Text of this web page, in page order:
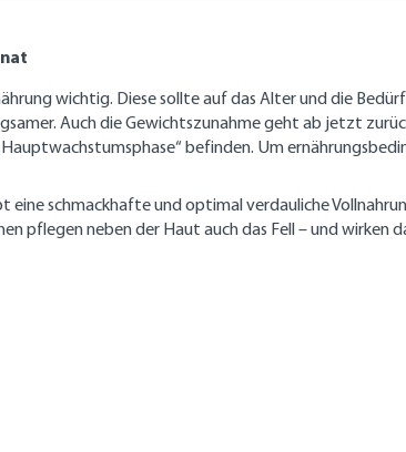
wichtig. Diese sollte auf das Alter und die
Auch die Gewichtszunahme geht ab jetzt
Hauptwachstumsphase“ befinden. Um
schmackhafte und optimal verdauliche
neben der Haut auch das Fell – und wirken